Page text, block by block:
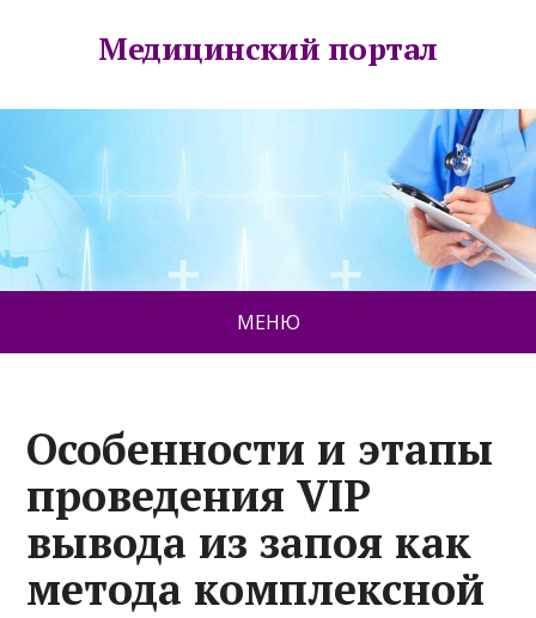
Медицинский портал
МЕНЮ
Особенности и этапы
проведения VIP
вывода из запоя как
метода комплексной